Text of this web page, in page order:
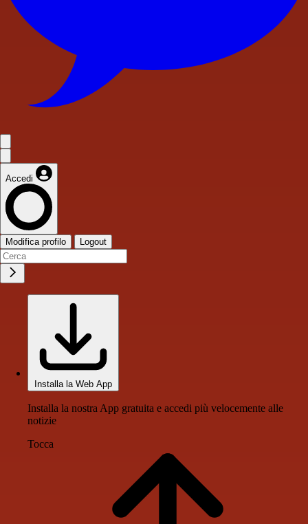
Accedi
Modifica profilo Logout
Installa la Web App
Installa la nostra App gratuita e accedi più velocemente alle
notizie
Tocca